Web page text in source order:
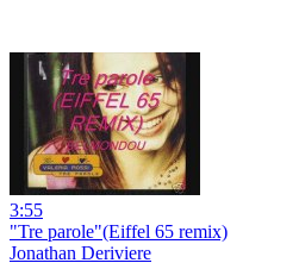
3:55
"Tre parole"(Eiffel 65 remix)
Jonathan Deriviere